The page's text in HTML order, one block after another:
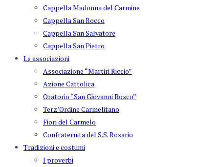
Cappella Madonna del Carmine
Cappella San Rocco
Cappella San Salvatore
Cappella San Pietro
Le associazioni
Associazione “Martiri Riccio”
Azione Cattolica
Oratorio “San Giovanni Bosco”
Terz’Ordine Carmelitano
Fiori del Carmelo
Confraternita del S.S. Rosario
Tradizioni e costumi
I proverbi